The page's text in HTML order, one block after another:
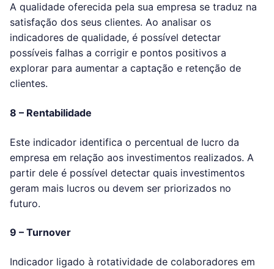
A qualidade oferecida pela sua empresa se traduz na
satisfação dos seus clientes. Ao analisar os
indicadores de qualidade, é possível detectar
possíveis falhas a corrigir e pontos positivos a
explorar para aumentar a captação e retenção de
clientes.
8 – Rentabilidade
Este indicador identifica o percentual de lucro da
empresa em relação aos investimentos realizados. A
partir dele é possível detectar quais investimentos
geram mais lucros ou devem ser priorizados no
futuro.
9 – Turnover
Indicador ligado à rotatividade de colaboradores em